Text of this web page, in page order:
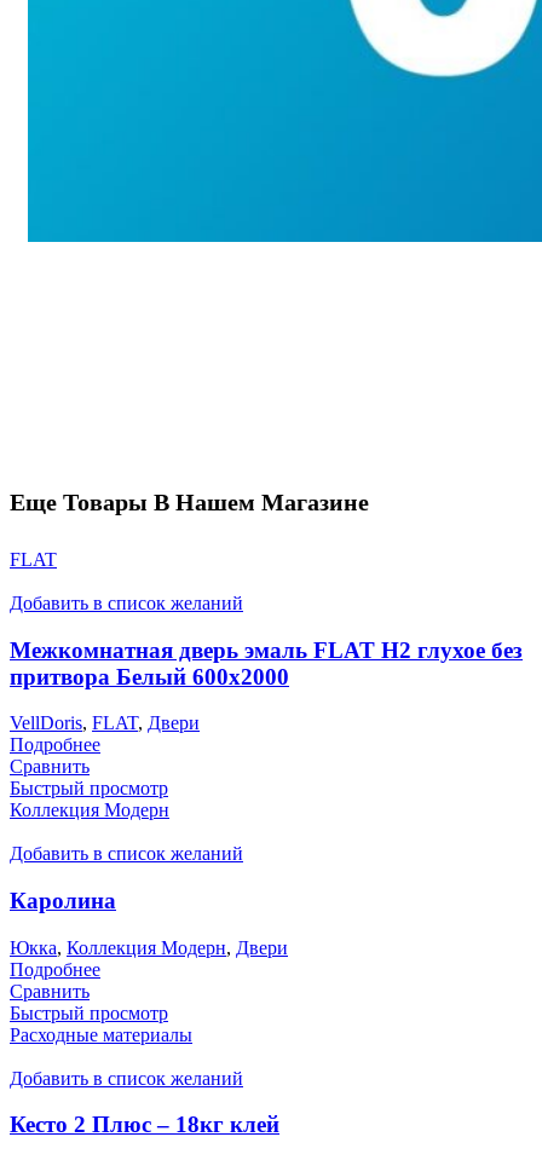
Еще Товары В Нашем Магазине
FLAT
Добавить в список желаний
Межкомнатная дверь эмаль FLAT H2 глухое без
притвора Белый 600х2000
VellDoris, FLAT, Двери
Подробнее
Сравнить
Быстрый просмотр
Коллекция Модерн
Добавить в список желаний
Каролина
Юкка, Коллекция Модерн, Двери
Подробнее
Сравнить
Быстрый просмотр
Расходные материалы
Добавить в список желаний
Кесто 2 Плюс – 18кг клей